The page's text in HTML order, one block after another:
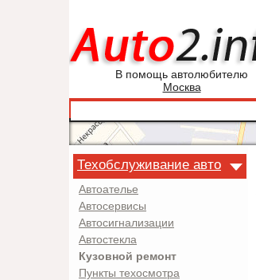
В помощь автолюбителю
Москва
Техобслуживание авто
Автоателье
Автосервисы
Автосигнализации
Автостекла
Кузовной ремонт
Пункты техосмотра